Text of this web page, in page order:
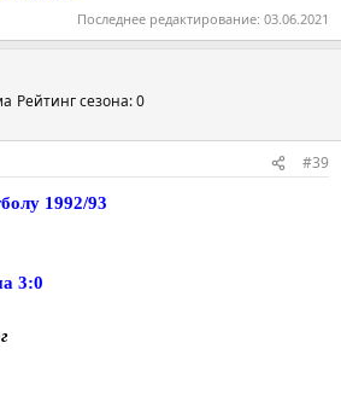
Последнее редактирование: 03.06.2021
Рейтинг сезона: 0
#39
1992/93
3:0